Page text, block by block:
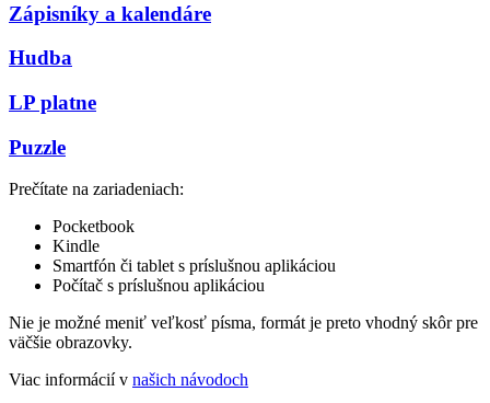
Zápisníky a kalendáre
Hudba
LP platne
Puzzle
Prečítate na zariadeniach:
Pocketbook
Kindle
Smartfón či tablet s príslušnou aplikáciou
Počítač s príslušnou aplikáciou
Nie je možné meniť veľkosť písma, formát je preto vhodný skôr pre
väčšie obrazovky.
Viac informácií v našich návodoch